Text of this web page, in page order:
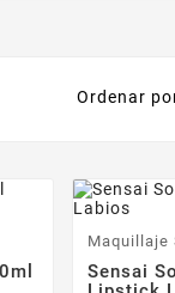
Ordenar
Maquillaje
Sensai